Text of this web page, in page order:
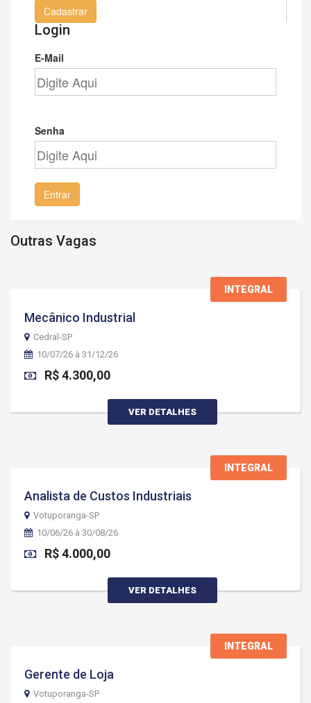
Cadastrar
Login
E-Mail
Senha
Entrar
Outras Vagas
INTEGRAL
Mecânico Industrial
Cedral-SP
10/07/26 à 31/12/26
R$ 4.300,00
VER DETALHES
INTEGRAL
Analista de Custos Industriais
Votuporanga-SP
10/06/26 à 30/08/26
R$ 4.000,00
VER DETALHES
INTEGRAL
Gerente de Loja
Votuporanga-SP